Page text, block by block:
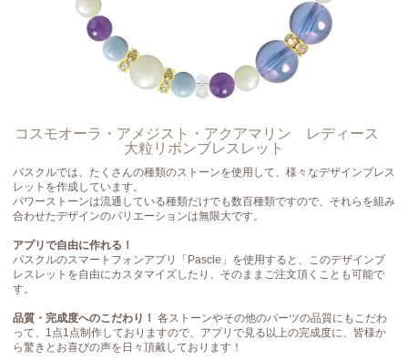
コスモオーラ・アメジスト・アクアマリン レディース
大粒リボンブレスレット
パスクルでは、たくさんの種類のストーンを使用して、様々なデザインブレス
レットを作成しています。
パワーストーンは流通している種類だけでも数百種類ですので、それらを組み
合わせたデザインのバリエーションは無限大です。
アプリで自由に作れる！
パスクルのスマートフォンアプリ「Pascle」を使用すると、このデザインブ
レスレットを自由にカスタマイズしたり、そのままご注文頂くことも可能で
す。
品質・完成度へのこだわり！ 各ストーンやその他のパーツの品質にもこだわ
って、1点1点制作しておりますので、アプリで見る以上の完成度に、皆様か
ら驚きとお喜びの声を日々頂戴しております！